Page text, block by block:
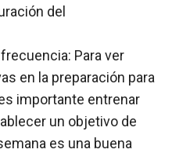
del
Para ver
en la preparación para
importante entrenar
un objetivo de
es una buena